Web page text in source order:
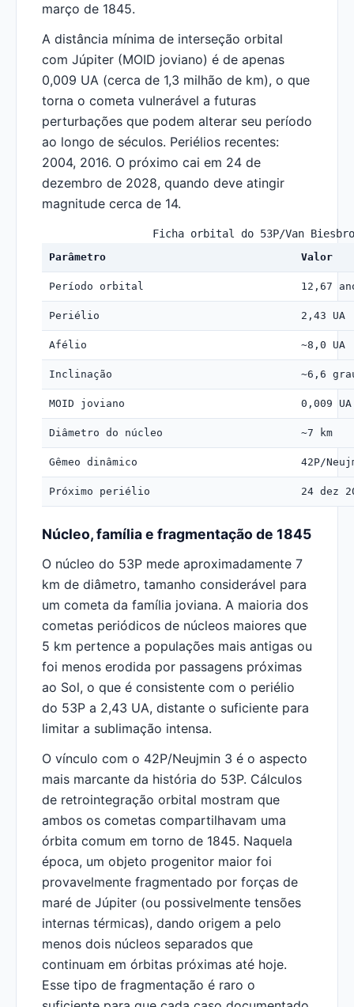
março de 1845.
A distância mínima de interseção orbital
com Júpiter (MOID joviano) é de apenas
0,009 UA (cerca de 1,3 milhão de km), o que
torna o cometa vulnerável a futuras
perturbações que podem alterar seu período
ao longo de séculos. Periélios recentes:
2004, 2016. O próximo cai em 24 de
dezembro de 2028, quando deve atingir
magnitude cerca de 14.
Ficha orbital do 53P/Van
Parâmetro Valor
Período orbital 12,67
Periélio 2,43 UA
Afélio ~8,0 UA
Inclinação ~6,6
MOID joviano 0,009 UA
Diâmetro do núcleo ~7 km
Gêmeo dinâmico 42P/
Próximo periélio 24 dez
Núcleo, família e fragmentação de 1845
O núcleo do 53P mede aproximadamente 7
km de diâmetro, tamanho considerável para
um cometa da família joviana. A maioria dos
cometas periódicos de núcleos maiores que
5 km pertence a populações mais antigas ou
foi menos erodida por passagens próximas
ao Sol, o que é consistente com o periélio
do 53P a 2,43 UA, distante o suficiente para
limitar a sublimação intensa.
O vínculo com o 42P/Neujmin 3 é o aspecto
mais marcante da história do 53P. Cálculos
de retrointegração orbital mostram que
ambos os cometas compartilhavam uma
órbita comum em torno de 1845. Naquela
época, um objeto progenitor maior foi
provavelmente fragmentado por forças de
maré de Júpiter (ou possivelmente tensões
internas térmicas), dando origem a pelo
menos dois núcleos separados que
continuam em órbitas próximas até hoje.
Esse tipo de fragmentação é raro o